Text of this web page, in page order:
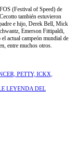
(Festival of Speed) de
también estuvieron
e hijo, Derek Bell, Mick
Emerson Fittipaldi,
actual campeón mundial de
entre muchos otros.
PETTY, ICKX,
LEYENDA DEL